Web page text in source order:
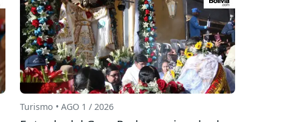
Turismo • AGO 1 / 2026